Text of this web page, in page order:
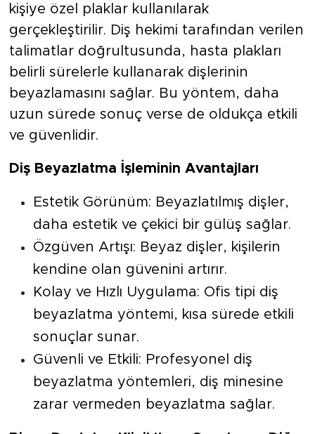
kişiye özel plaklar kullanılarak
gerçekleştirilir. Diş hekimi tarafından verilen
talimatlar doğrultusunda, hasta plakları
belirli sürelerle kullanarak dişlerinin
beyazlamasını sağlar. Bu yöntem, daha
uzun sürede sonuç verse de oldukça etkili
ve güvenlidir.
Diş Beyazlatma İşleminin Avantajları
Estetik Görünüm: Beyazlatılmış dişler,
daha estetik ve çekici bir gülüş sağlar.
Özgüven Artışı: Beyaz dişler, kişilerin
kendine olan güvenini artırır.
Kolay ve Hızlı Uygulama: Ofis tipi diş
beyazlatma yöntemi, kısa sürede etkili
sonuçlar sunar.
Güvenli ve Etkili: Profesyonel diş
beyazlatma yöntemleri, diş minesine
zarar vermeden beyazlatma sağlar.